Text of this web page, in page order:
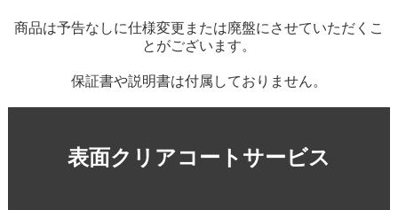
商品は予告なしに仕様変更または廃盤にさせていただくこ
とがございます。
保証書や説明書は付属しておりません。
表面クリアコートサービス